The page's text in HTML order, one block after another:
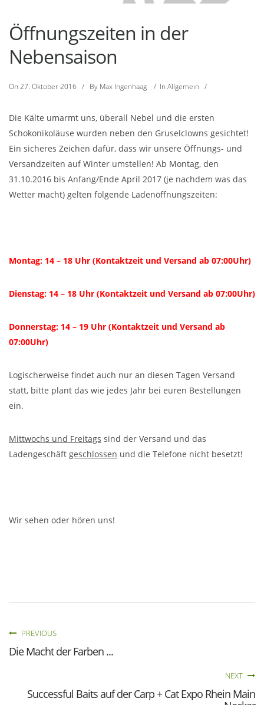
Öffnungszeiten in der
Nebensaison
On 27. Oktober 2016 / By Max Ingenhaag / In Allgemein /
Die Kälte umarmt uns, überall Nebel und die ersten
Schokonikoläuse wurden neben den Gruselclowns gesichtet!
Ein sicheres Zeichen dafür, dass wir unsere Öffnungs- und
Versandzeiten auf Winter umstellen! Ab Montag, den
31.10.2016 bis Anfang/Ende April 2017 (je nachdem was das
Wetter macht) gelten folgende Ladenöffnungszeiten:
Montag: 14 – 18 Uhr (Kontaktzeit und Versand ab 07:00Uhr)
Dienstag: 14 – 18 Uhr (Kontaktzeit und Versand ab 07:00Uhr)
Donnerstag: 14 – 19 Uhr (Kontaktzeit und Versand ab
07:00Uhr)
Logischerweise findet auch nur an diesen Tagen Versand
statt, bitte plant das wie jedes Jahr bei euren Bestellungen
ein.
Mittwochs und Freitags sind der Versand und das
Ladengeschäft geschlossen und die Telefone nicht besetzt!
Wir sehen oder hören uns!
PREVIOUS
Die Macht der Farben ...
NEXT
Successful Baits auf der Carp + Cat Expo Rhein Main